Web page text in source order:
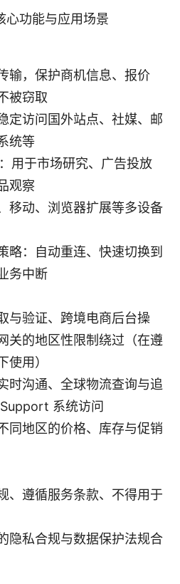
心功能与应用场景
输，保护商机信息、报价
被窃取
定访问国外站点、社媒、邮
统等
用于市场研究、广告投放
观察
移动、浏览器扩展等多设备
略：自动重连、快速切换到
务中断
与验证、跨境电商后台操
关的地区性限制绕过（在遵
使用）
时沟通、全球物流查询与追
系统访问
同地区的价格、库存与促销
、遵循服务条款、不得用于
隐私合规与数据保护法规合